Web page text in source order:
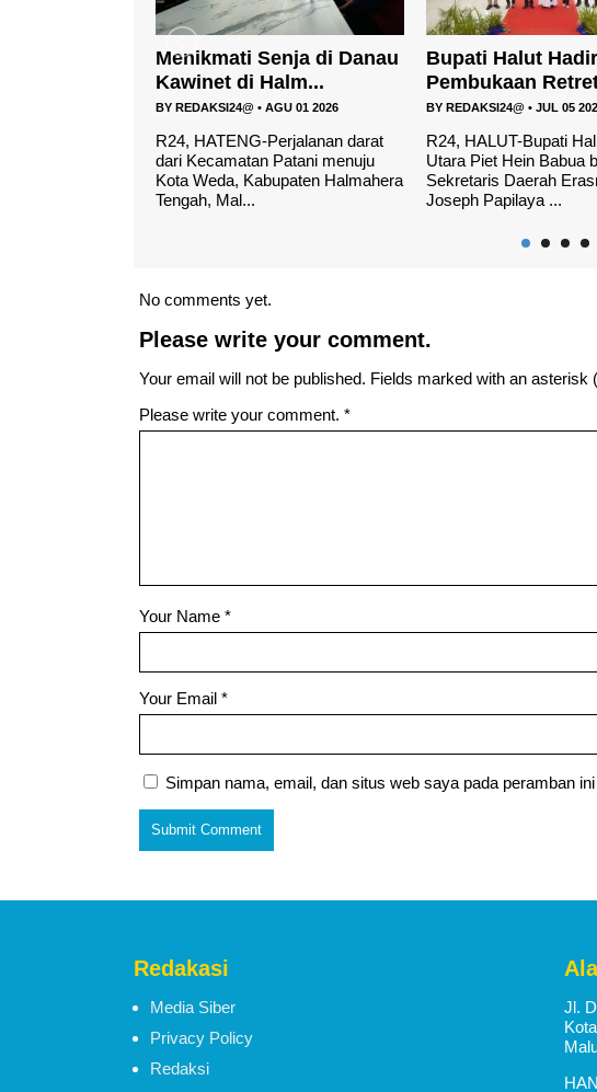
Bupati Halut Hadiri
Pembukaan Retret dan...
BY REDAKSI24@ • JUL 05 2026
R24, HALUT-Bupati Halmahera
Utara Piet Hein Babua bersama
Sekretaris Daerah Erasmus
Joseph Papilaya ...
Bupati Piet Hein
Lepas 203 Atlet
BY REDAKSI24@ • JUL 03
R24, HALUT –
Kabupaten Halmahera
secara resmi melepas
Pekan Olahraga Pe...
No comments yet.
Please write your comment.
Your email will not be published. Fields marked with an asterisk
Please write your comment. *
Your Name *
Your Email *
Simpan nama, email, dan situs web saya pada peramban
Redakasi
Media Siber
Privacy Policy
Redaksi
Jl.